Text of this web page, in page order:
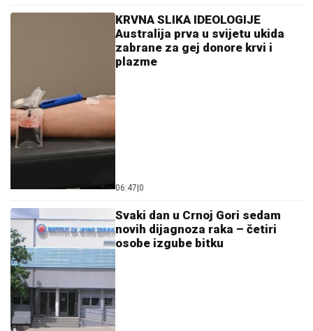
KRVNA SLIKA IDEOLOGIJE
Australija prva u svijetu ukida
zabrane za gej donore krvi i
plazme
06:47 0
Svaki dan u Crnoj Gori sedam
novih dijagnoza raka – četiri
osobe izgube bitku